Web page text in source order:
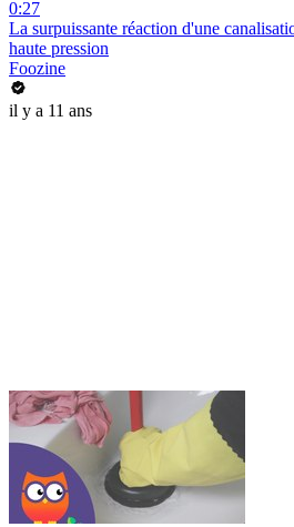
0:27
La surpuissante réaction d'une
haute pression
Foozine
il y a 11 ans